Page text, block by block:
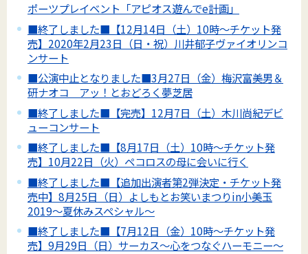
ポーツプレイベント「アピオス遊んでe計画」
■終了しました■【12月14日（土）10時～チケット発
売】2020年2月23日（日・祝）川井郁子ヴァイオリンコ
ンサート
■公演中止となりました■3月27日（金）梅沢富美男＆
研ナオコ アッ！とおどろく夢芝居
■終了しました■【完売】12月7日（土）木川尚紀デビ
ューコンサート
■終了しました■【8月17日（土）10時～チケット発
売】10月22日（火）ペコロスの母に会いに行く
■終了しました■【追加出演者第2弾決定・チケット発
売中】8月25日（日）よしもとお笑いまつりin小美玉
2019～夏休みスペシャル～
■終了しました■【7月12日（金）10時～チケット発
売】9月29日（日）サーカス～心をつなぐハーモニー～